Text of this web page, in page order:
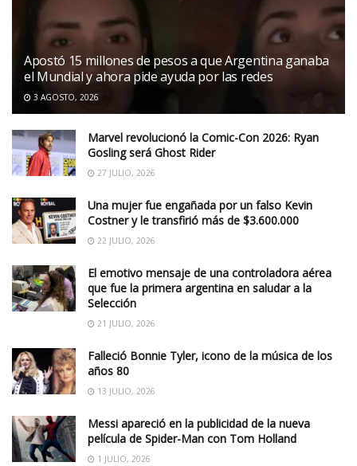
Apostó 15 millones de pesos a que Argentina ganaba
el Mundial y ahora pide ayuda por las redes
3 AGOSTO, 2026
Marvel revolucionó la Comic-Con 2026: Ryan
Gosling será Ghost Rider
27 JULIO, 2026
Una mujer fue engañada por un falso Kevin
Costner y le transfirió más de $3.600.000
22 JULIO, 2026
El emotivo mensaje de una controladora aérea
que fue la primera argentina en saludar a la
Selección
21 JULIO, 2026
Falleció Bonnie Tyler, icono de la música de los
años 80
13 JULIO, 2026
Messi apareció en la publicidad de la nueva
película de Spider-Man con Tom Holland
1 JULIO, 2026